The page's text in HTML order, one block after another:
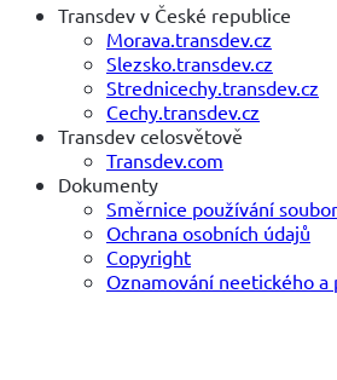
Transdev v České republice
Morava.transdev.cz
Slezsko.transdev.cz
Strednicechy.transdev.cz
Cechy.transdev.cz
Transdev celosvětově
Transdev.com
Dokumenty
Směrnice používání
Ochrana osobních údajů
Copyright
Oznamování neetického